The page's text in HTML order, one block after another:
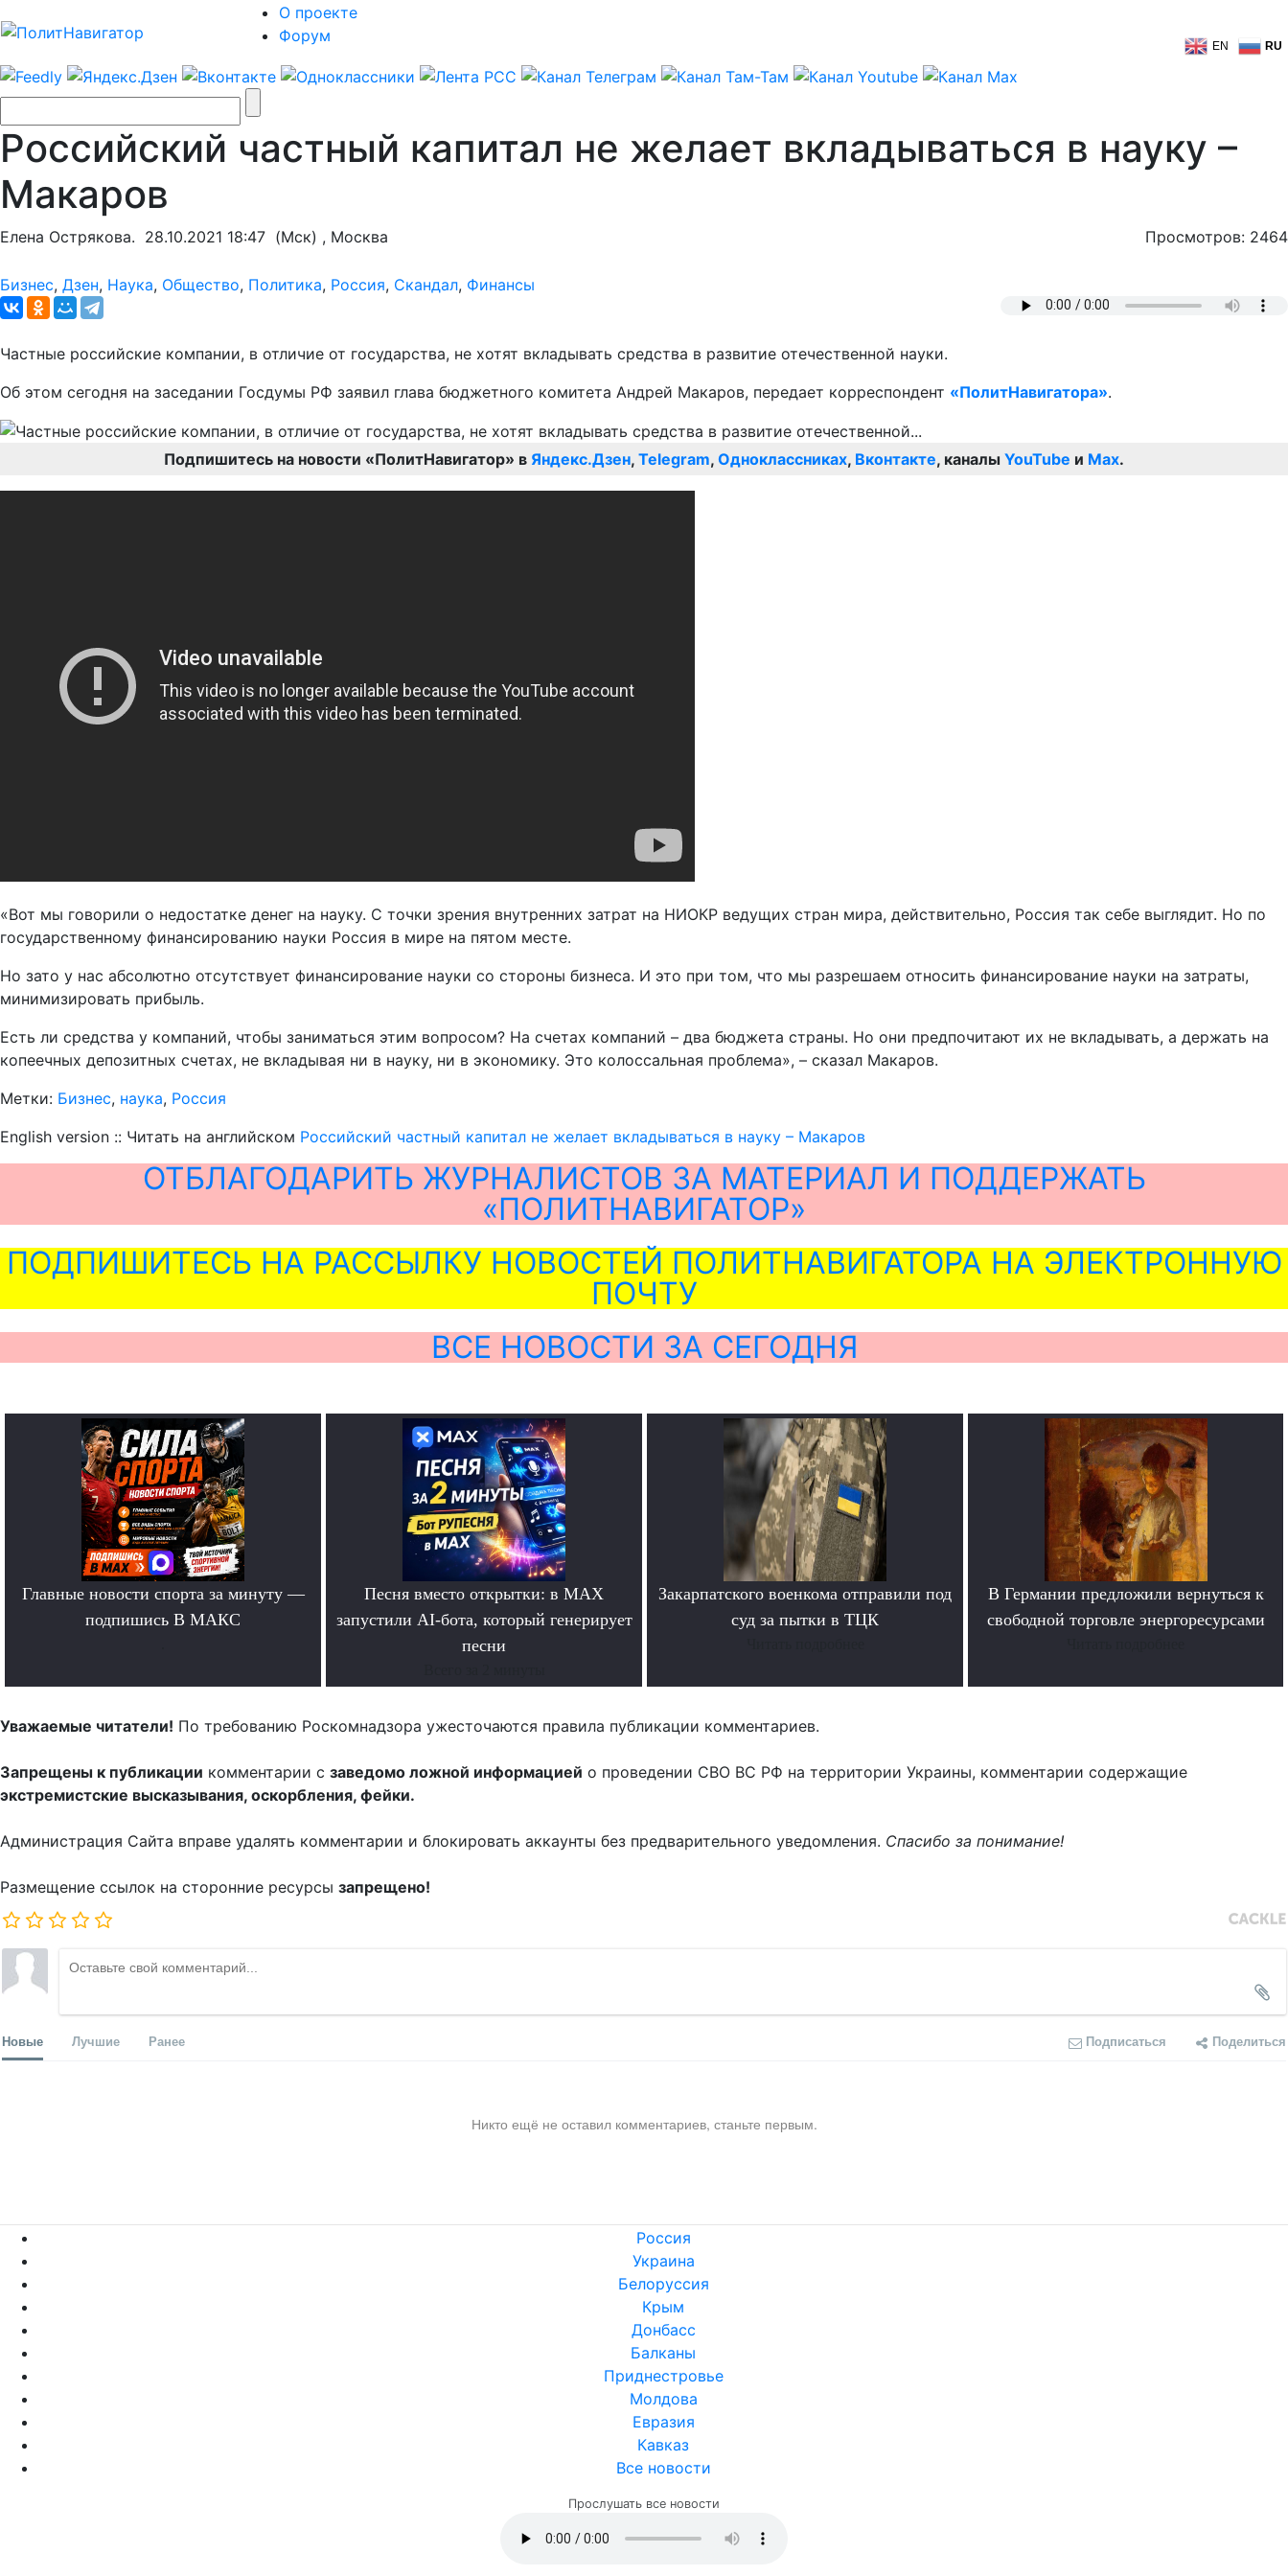
О проекте
Форум
EN RU
Российский частный капитал не желает вкладываться в науку –
Макаров
Елена Острякова. 28.10.2021 18:47 (Мск) , Москва Просмотров: 2464
Бизнес, Дзен, Наука, Общество, Политика, Россия, Скандал, Финансы
Частные российские компании, в отличие от государства, не хотят вкладывать средства в развитие отечественной науки.
Об этом сегодня на заседании Госдумы РФ заявил глава бюджетного комитета Андрей Макаров, передает корреспондент «ПолитНавигатора».
Подпишитесь на новости «ПолитНавигатор» в Яндекс.Дзен, Telegram, Одноклассниках, Вконтакте, каналы YouTube и Max.
«Вот мы говорили о недостатке денег на науку. С точки зрения внутренних затрат на НИОКР ведущих стран мира, действительно, Россия так себе выглядит. Но по
государственному финансированию науки Россия в мире на пятом месте.
Но зато у нас абсолютно отсутствует финансирование науки со стороны бизнеса. И это при том, что мы разрешаем относить финансирование науки на затраты,
минимизировать прибыль.
Есть ли средства у компаний, чтобы заниматься этим вопросом? На счетах компаний – два бюджета страны. Но они предпочитают их не вкладывать, а держать на
копеечных депозитных счетах, не вкладывая ни в науку, ни в экономику. Это колоссальная проблема», – сказал Макаров.
Метки: Бизнес, наука, Россия
English version :: Читать на английском Российский частный капитал не желает вкладываться в науку – Макаров
ОТБЛАГОДАРИТЬ ЖУРНАЛИСТОВ ЗА МАТЕРИАЛ И ПОДДЕРЖАТЬ
«ПОЛИТНАВИГАТОР»
ПОДПИШИТЕСЬ НА РАССЫЛКУ НОВОСТЕЙ ПОЛИТНАВИГАТОРА НА ЭЛЕКТРОННУЮ
ПОЧТУ
ВСЕ НОВОСТИ ЗА СЕГОДНЯ
Главные новости спорта за минуту —
подпишись В МАКС
Песня вместо открытки: в MAX
запустили AI-бота, который генерирует
песни
Закарпатского военкома отправили под
суд за пытки в ТЦК
В Германии предложили вернуться к
свободной торговле энергоресурсами
Уважаемые читатели! По требованию Роскомнадзора ужесточаются правила публикации комментариев.
Запрещены к публикации комментарии с заведомо ложной информацией о проведении СВО ВС РФ на территории Украины, комментарии содержащие
экстремистские высказывания, оскорбления, фейки.
Администрация Сайта вправе удалять комментарии и блокировать аккаунты без предварительного уведомления. Спасибо за понимание!
Размещение ссылок на сторонние ресурсы запрещено!
Новые Лучшие Ранее Подписаться Поделиться
Никто ещё не оставил комментариев, станьте первым.
Россия
Украина
Белоруссия
Крым
Донбасс
Балканы
Приднестровье
Молдова
Евразия
Кавказ
Все новости
Прослушать все новости